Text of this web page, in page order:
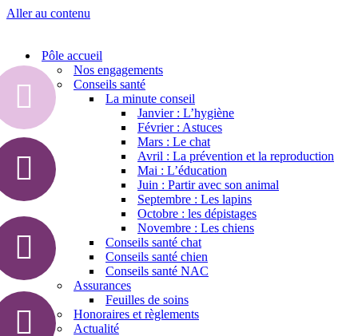
Aller au contenu
Pôle accueil
Nos engagements
Conseils santé
La minute conseil
Janvier : L’hygiène
Février : Astuces
Mars : Le chat
Avril : La prévention et la reproduction
Mai : L’éducation
Juin : Partir avec son animal
Septembre : Les lapins
Octobre : les dépistages
Novembre : Les chiens
Conseils santé chat
Conseils santé chien
Conseils santé NAC
Assurances
Feuilles de soins
Honoraires et règlements
Actualité